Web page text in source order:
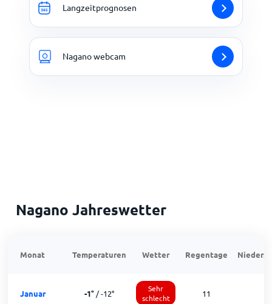
Langzeitprognosen
Nagano webcam
Nagano Jahreswetter
Monat Temperaturen Wetter Regentage
Januar -1° /-12°
Sehr
schlecht
11